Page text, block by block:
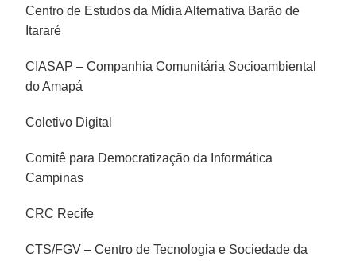
Centro de Estudos da Mídia Alternativa Barão de
Itararé
CIASAP – Companhia Comunitária Socioambiental
do Amapá
Coletivo Digital
Comitê para Democratização da Informática
Campinas
CRC Recife
CTS/FGV – Centro de Tecnologia e Sociedade da